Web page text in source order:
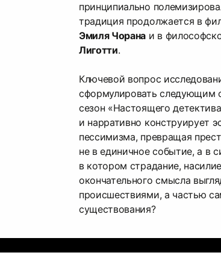
принципиально
традиция продолжается в
Эмиля Чорана и в
Лиготти.
Ключевой вопрос
сформулировать следующим
сезон «Настоящего
и нарративно конструирует
пессимизма, превращая
не в единичное событие, а в
в котором страдание,
окончательного смысла
происшествиями, а частью
существования?